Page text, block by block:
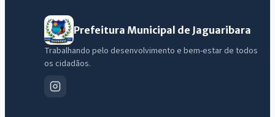
Prefeitura Municipal de Jaguaribara
Trabalhando pelo desenvolvimento e bem-estar de todos
os cidadãos.